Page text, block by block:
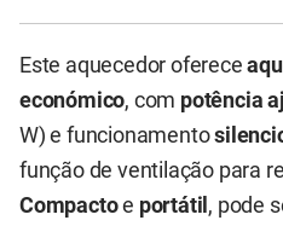
Este aquecedor oferece
económico, com potência
W) e funcionamento
função de ventilação para
Compactoe portátil , pode